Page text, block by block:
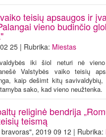
teisių apsaugos ir
vieno budinčio
25 | Rubrika: Miestas
iki šiol neturi nė vieno
Valstybės vaiko teisių
kaip dešimt kitų
sako, kad vieno neužtenka.
religinė bendrija
teismą
2019 09 12 | Rubrika: